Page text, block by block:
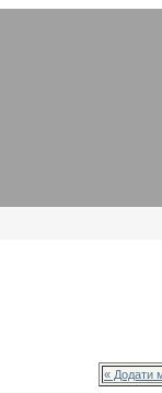
« Додати